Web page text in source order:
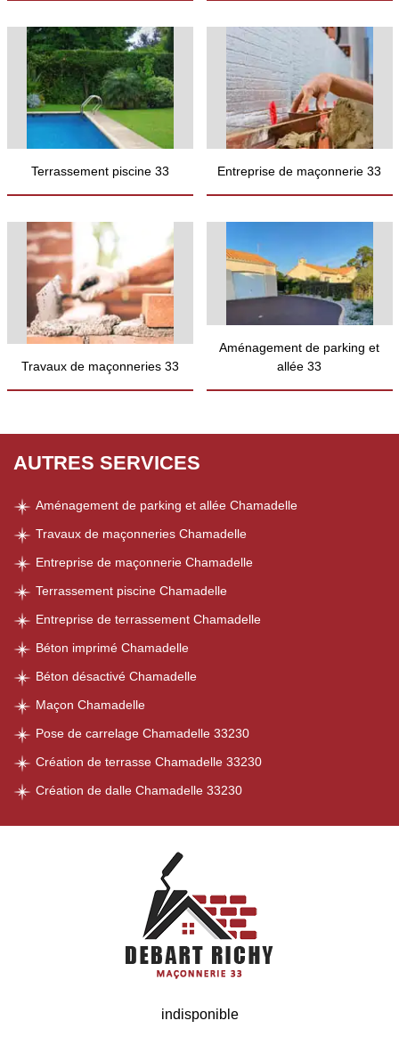
Terrassement piscine 33 Entreprise de maçonnerie 33
Travaux de maçonneries 33
Aménagement de parking et
allée 33
AUTRES SERVICES
Aménagement de parking et allée Chamadelle
Travaux de maçonneries Chamadelle
Entreprise de maçonnerie Chamadelle
Terrassement piscine Chamadelle
Entreprise de terrassement Chamadelle
Béton imprimé Chamadelle
Béton désactivé Chamadelle
Maçon Chamadelle
Pose de carrelage Chamadelle 33230
Création de terrasse Chamadelle 33230
Création de dalle Chamadelle 33230
indisponible